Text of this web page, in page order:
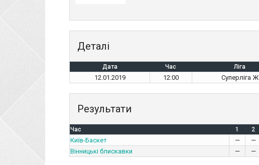
Деталі
Дата Час Ліга
12.01.2019 12:00 Суперліга Ж
Результати
Час 1 2
Київ-Баскет — —
Вінницькі блискавки
— —